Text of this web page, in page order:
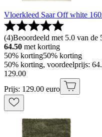
Vloerkleed Saar Off white
(4)Beoordeeld met 5.0 van de
64.50 met korting
50% korting50% korting
50% korting, voordeelprijs:
129.00
Prijs: 129.00 euro